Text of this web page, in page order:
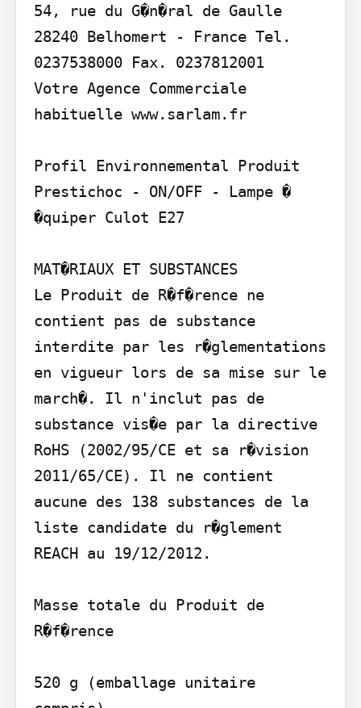
54, rue du G�n�ral de Gaulle
28240 Belhomert - France Tel.
0237538000 Fax. 0237812001
Votre Agence Commerciale
habituelle www.sarlam.fr
Profil Environnemental Produit
Prestichoc - ON/OFF - Lampe �
�quiper Culot E27
MAT�RIAUX ET SUBSTANCES
Le Produit de R�f�rence ne
contient pas de substance
interdite par les r�glementations
en vigueur lors de sa mise sur le
march�. Il n'inclut pas de
substance vis�e par la directive
RoHS (2002/95/CE et sa r�vision
2011/65/CE). Il ne contient
aucune des 138 substances de la
liste candidate du r�glement
REACH au 19/12/2012.
Masse totale du Produit de
R�f�rence
520 g (emballage unitaire